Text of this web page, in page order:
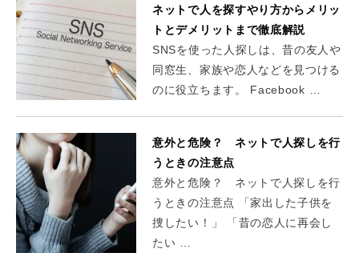
ネットで人を探すやり方からメリッ
トとデメリットまで徹底解説
SNSを使った人探しは、昔の友人や
同窓生、家族や恋人などを見つける
のに役立ちます。 Facebook …
意外と危険？ ネットで人探しを行
うときの注意点
意外と危険？ ネットで人探しを行
うときの注意点 「家出した子供を
捜したい！」 「昔の恋人に再会し
たい …